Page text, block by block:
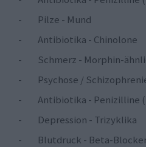
-
Pilze - Mund
-
Antibiotika - Chinolone
-
Schmerz - Morphin-
-
Psychose /
-
Antibiotika - Penizilline
-
Depression - Trizyklika
-
Blutdruck - Beta-